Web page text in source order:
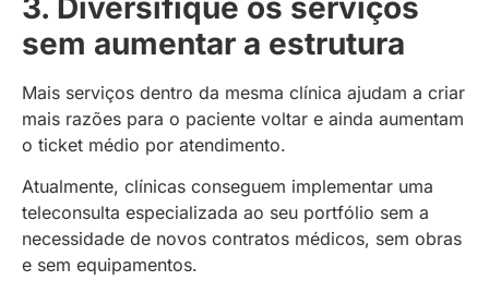
sem aumentar a estrutura
Mais serviços dentro da mesma clínica ajudam a criar
mais razões para o paciente voltar e ainda aumentam
o ticket médio por atendimento.
Atualmente, clínicas conseguem implementar uma
teleconsulta especializada ao seu portfólio sem a
necessidade de novos contratos médicos, sem obras
e sem equipamentos.